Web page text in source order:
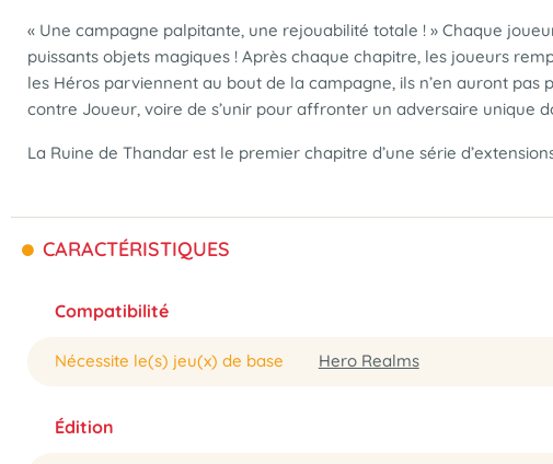
« Une campagne palpitante, une rejouabilité totale ! » Chaque
puissants objets magiques ! Après chaque chapitre, les joueurs
les Héros parviennent au bout de la campagne, ils n’en auront
contre Joueur, voire de s’unir pour affronter un adversaire unique
La Ruine de Thandar est le premier chapitre d’une série
CARACTÉRISTIQUES
Compatibilité
Nécessite le(s) jeu(x) de base Hero Realms
Édition